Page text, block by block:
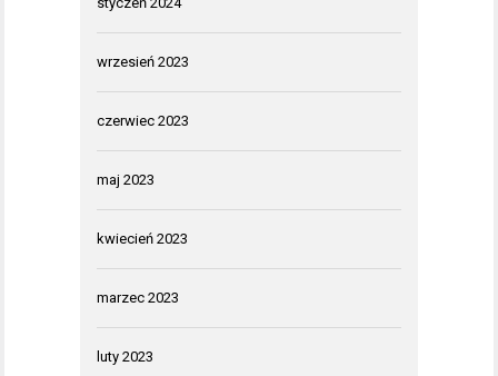
wrzesień 2023
czerwiec 2023
maj 2023
kwiecień 2023
marzec 2023
luty 2023